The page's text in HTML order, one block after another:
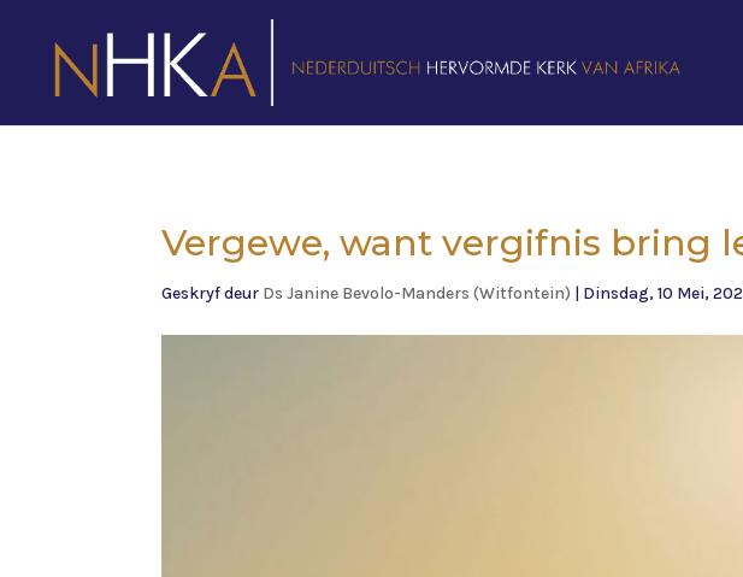
Vergewe, want vergifnis bring
Geskryf deur Ds Janine Bevolo-Manders (Witfontein) | Dinsdag, 10 Mei,